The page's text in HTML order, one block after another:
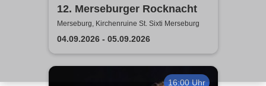
12. Merseburger Rocknacht
Merseburg, Kirchenruine St. Sixti Merseburg
04.09.2026 - 05.09.2026
16:00 Uhr